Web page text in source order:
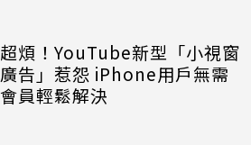
超煩！YouTube新型「小視窗
廣告」惹怨 iPhone用戶無需
會員輕鬆解決